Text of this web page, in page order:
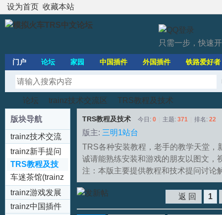
设为首页 收藏本站
只需一步，快速
门户 论坛 家园 中国插件 外国插件 铁路爱好者
模»
论坛
›
trainz技术交流区
›
TRS教程及技术
版块导航
trainz技术交流
区
trainz新手提问
处(New)
TRS教程及技
术
车迷茶馆(trainz
Fans Tea-
house)
trainz游戏发展
trainz中国插件
TRS教程及技术 今日: 0 主题: 371 排名: 22
版主: 三明1站台
TRS各种安装教程，老手的教学天堂，
诚请能熟练安装和游戏的朋友以图文，
注：本版主要提供教程和技术提问讨论
1
返 回